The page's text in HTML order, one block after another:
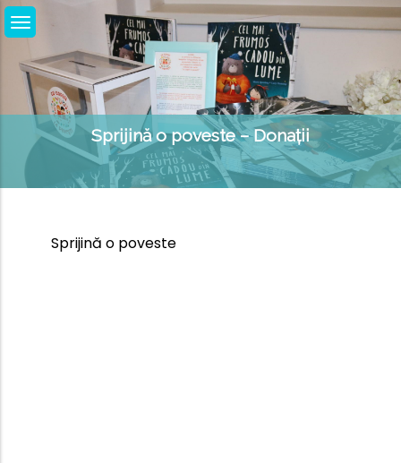
Skip
to
content
Sprijină o poveste – Donații
Sprijină o poveste